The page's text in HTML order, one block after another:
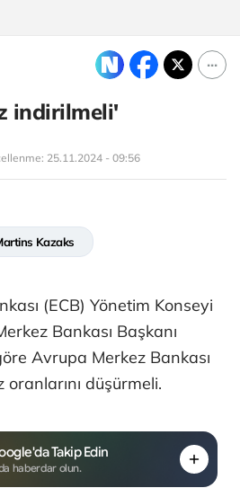
indirilmeli'
25.11.2024 - 09:56
Kazaks
(ECB) Yönetim Konseyi
Bankası Başkanı
Avrupa Merkez Bankası
düşürmeli.
Takip Edin
haberdar olun.